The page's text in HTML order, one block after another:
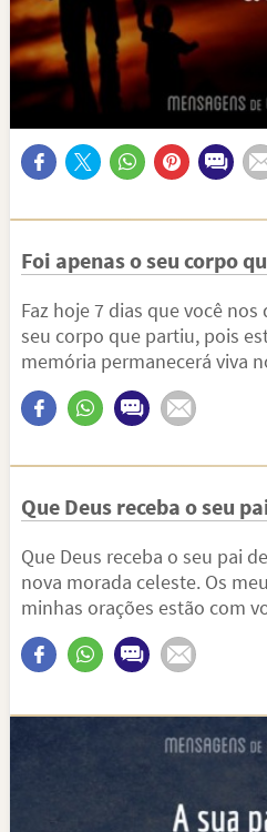
Foi apenas o seu corpo
Faz hoje 7 dias que você
seu corpo que partiu, pois
memória permanecerá viva
Que Deus receba o seu
Que Deus receba o seu pai
nova morada celeste. Os
minhas orações estão com